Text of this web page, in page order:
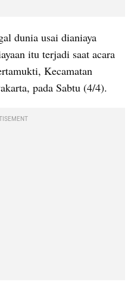
dunia usai dianiaya
itu terjadi saat acara
Kecamatan
pada Sabtu (4/4).